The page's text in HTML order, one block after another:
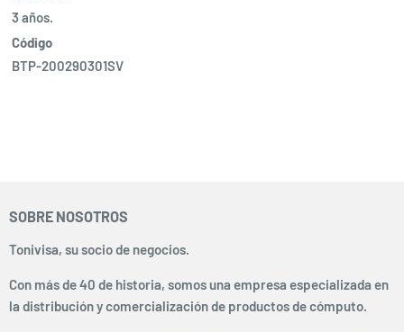
3 años.
Código
BTP-200290301SV
SOBRE NOSOTROS
Tonivisa, su socio de negocios.
Con más de 40 de historia, somos una empresa especializada en
la distribución y comercialización de productos de cómputo.